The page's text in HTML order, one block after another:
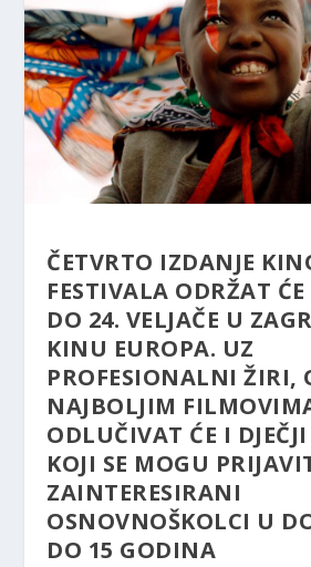
ČETVRTO IZDANJE
FESTIVALA ODRŽAT ĆE
DO 24. VELJAČE U
KINU EUROPA. UZ
PROFESIONALNI ŽIRI,
NAJBOLJIM
ODLUČIVAT ĆE I
KOJI SE MOGU
ZAINTERESIRANI
OSNOVNOŠKOLCI U
DO 15 GODINA